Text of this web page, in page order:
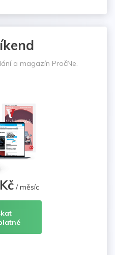
a magazín PročNe.
/ měsíc